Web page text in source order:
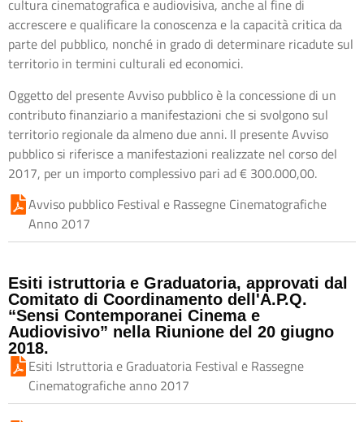
cultura cinematografica e audiovisiva, anche al fine di
accrescere e qualificare la conoscenza e la capacità critica da
parte del pubblico, nonché in grado di determinare ricadute sul
territorio in termini culturali ed economici.
Oggetto del presente Avviso pubblico è la concessione di un
contributo finanziario a manifestazioni che si svolgono sul
territorio regionale da almeno due anni. Il presente Avviso
pubblico si riferisce a manifestazioni realizzate nel corso del
2017, per un importo complessivo pari ad € 300.000,00.
Avviso pubblico Festival e Rassegne Cinematografiche
Anno 2017
Esiti istruttoria e Graduatoria, approvati dal
Comitato di Coordinamento dell'A.P.Q.
“Sensi Contemporanei Cinema e
Audiovisivo” nella Riunione del 20 giugno
2018.
Esiti Istruttoria e Graduatoria Festival e Rassegne
Cinematografiche anno 2017